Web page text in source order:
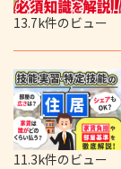
13.7k件のビュー
11.3k件のビュー